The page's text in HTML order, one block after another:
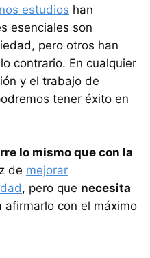
estudios han
esenciales son
pero otros han
contrario. En cualquier
y el trabajo de
tener éxito en
lo mismo que con la
de mejorar
, pero que necesita
afirmarlo con el máximo